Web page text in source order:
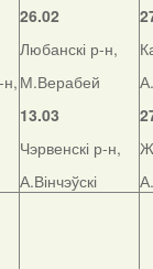
н,
26.02
Любанскі р-н,
М.Верабей
13.03
Чэрвенскі р-н,
А.Вінчэўскі